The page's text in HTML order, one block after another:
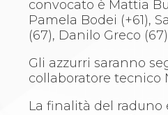
La
Attività
Albi
convocato è Mattia
Pamela Bodei (+61),
(67), Danilo Greco
Gli azzurri saranno
collaboratore tecnico
La finalità del